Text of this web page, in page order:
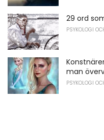
29 ord
PSYKOLOGI
man
PSYKOLOGI